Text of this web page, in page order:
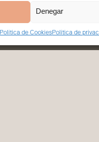
Denegar
Política de CookiesPolítica de